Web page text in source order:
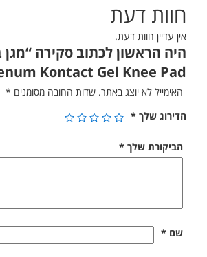
חוות דעת
אין עדיין חוות דעת.
היה הראשון לכתוב סקירה “מגן
Kontact Gel Knee Pad”
האימייל לא יוצג באתר. שדות החובה מסומנים *
הדירוג שלך *
הביקורת שלך *
שם *